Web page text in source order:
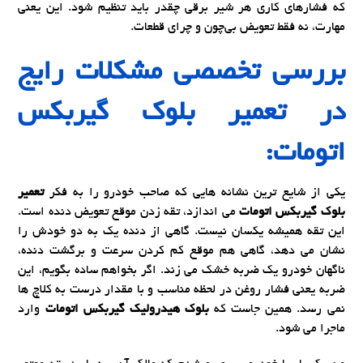
که فشارهای کاری هر شیر برقی چقدر باید تنظیم شود. این یعنی
مهارت، نه فقط تعویض بی‌چون و چرای قطعات.
بررسی تخصصی مشکلات رایج
درتعمیر بلوک گیربکس
اتومات:
یکی از شایع ترین نشانه هایی که صاحب خودرو را به فکرتعمیر
بلوک گیربکس اتومات می اندازد، تقه زدن موقع تعویض دنده است.
این تقه همیشه یکسان نیست. گاهی از دنده یک به دو خودش را
نشان می دهد، گاهی هم موقع کم کردن سرعت و برگشت دنده،
ناگهان خودرو یک ضربه خشک می زند. اگر بخواهم ساده بگویم، این
ضربه یعنی فشار روغن در لحظه مناسب و با مقدار درست به کلاچ ها
نمی رسد. همین جاست کهبلوک هیدرولیک گیربکس اتومات وارد
ماجرا می شود.